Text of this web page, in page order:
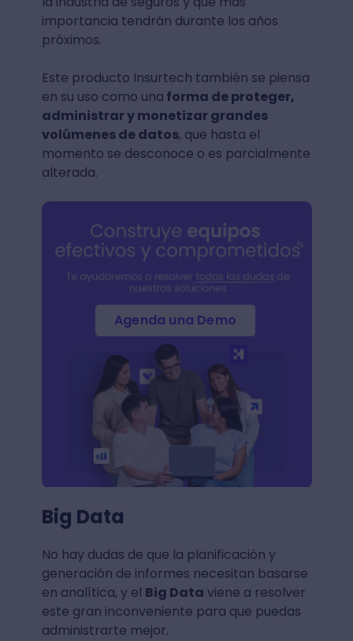
importancia tendrán durante los años
próximos.
Este producto Insurtech también se piensa
en su uso como una forma de proteger,
administrar y monetizar grandes
volúmenes de datos, que hasta el
momento se desconoce o es parcialmente
alterada.
Agenda una Demo
Big Data
No hay dudas de que la planificación y
generación de informes necesitan basarse
en analítica, y el Big Data viene a resolver
este gran inconveniente para que puedas
administrarte mejor.